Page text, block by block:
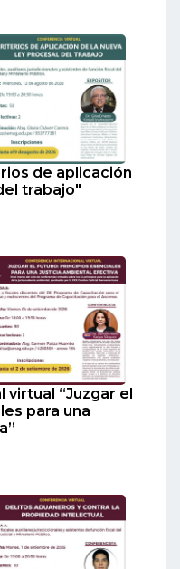
de aplicación
trabajo"
“Juzgar el
para una